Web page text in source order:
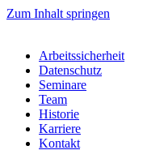
Zum Inhalt springen
Arbeitssicherheit
Datenschutz
Seminare
Team
Historie
Karriere
Kontakt